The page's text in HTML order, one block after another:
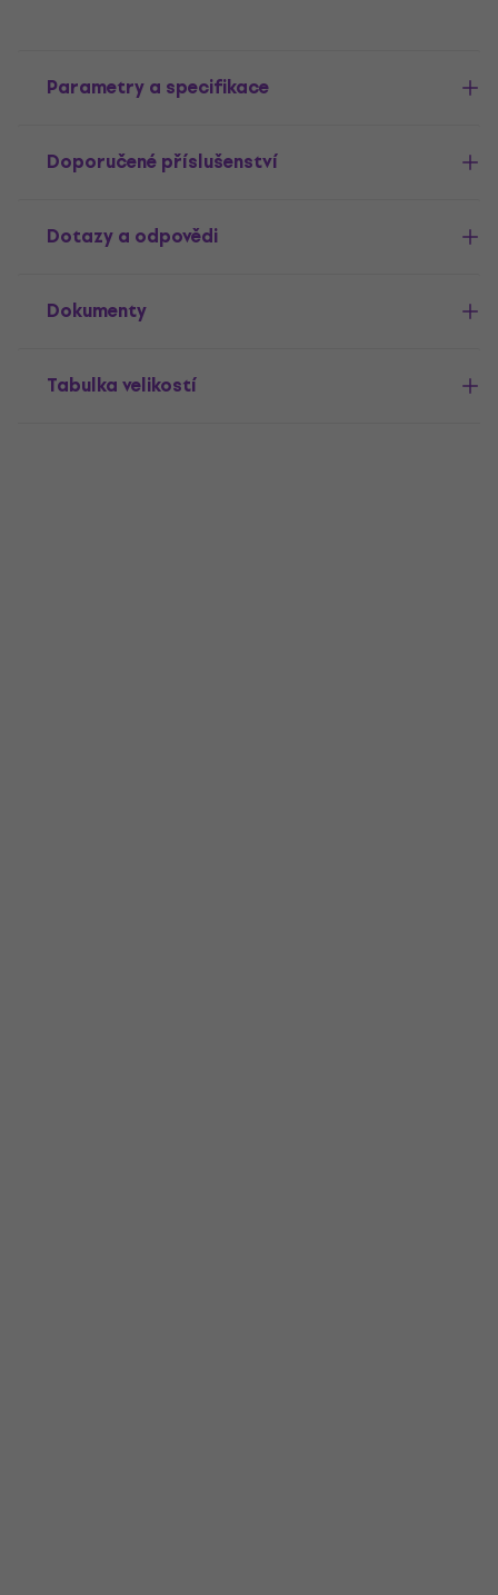
Parametry a specifikace
Doporučené příslušenství
Dotazy a odpovědi
Dokumenty
Tabulka velikostí